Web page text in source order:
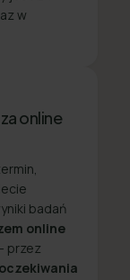
w
online
badań
online
przez